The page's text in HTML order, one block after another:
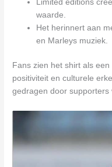
Limited editions
waarde.
Het herinnert aan
en Marleys muziek.
Fans zien het shirt als
positiviteit en culturele
gedragen door